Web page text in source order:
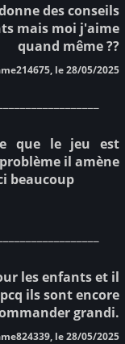
des conseils
mais moi j'aime
quand même ??
le 28/05/2025
que le jeu est
il amène
beaucoup
les enfants et il
ils sont encore
grandi.
le 28/05/2025